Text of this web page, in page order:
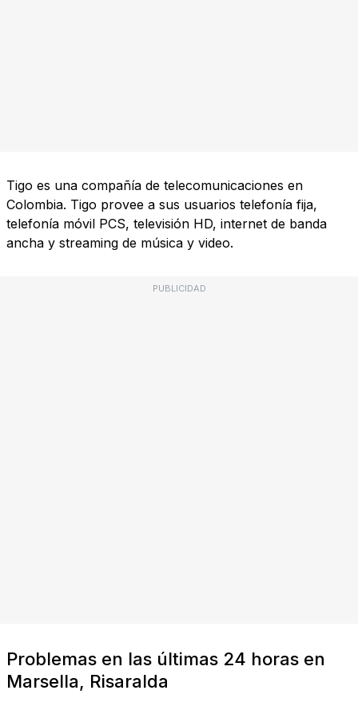
Tigo es una compañía de telecomunicaciones en
Colombia. Tigo provee a sus usuarios telefonía fija,
telefonía móvil PCS, televisión HD, internet de banda
ancha y streaming de música y video.
PUBLICIDAD
Problemas en las últimas 24 horas en
Marsella, Risaralda